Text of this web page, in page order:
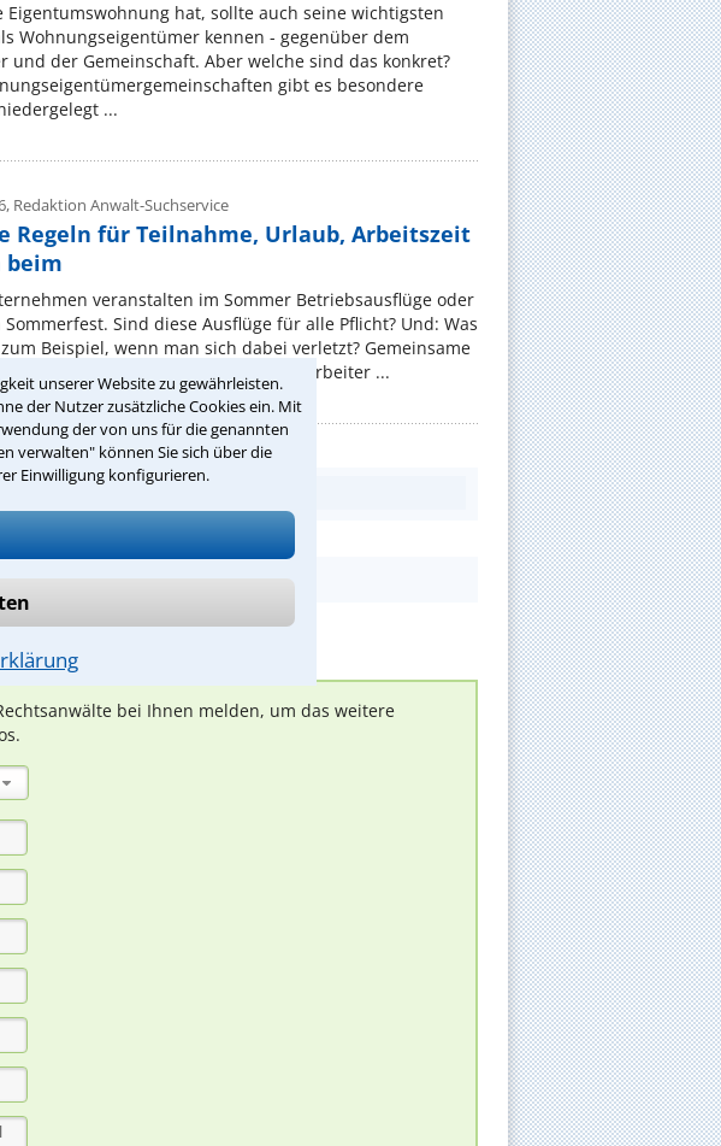
unserer Website zu gewährleisten.
der Nutzer zusätzliche Cookies ein. Mit
der von uns für die genannten
verwalten" können Sie sich über die
Einwilligung konfigurieren.
Eigentumswohnung hat, sollte auch seine wichtigsten
Wohnungseigentümer kennen - gegenüber dem
und der Gemeinschaft. Aber welche sind das konkret?
gibt es besondere
...
Redaktion Anwalt-Suchservice
Regeln für Teilnahme, Urlaub, Arbeitszeit
beim
veranstalten im Sommer Betriebsausflüge oder
Sind diese Ausflüge für alle Pflicht? Und: Was
Beispiel, wenn man sich dabei verletzt? Gemeinsame
außerhalb der Arbeit sollen die Mitarbeiter ...
bei Ihnen melden, um das weitere